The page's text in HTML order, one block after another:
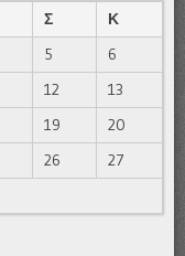
Σ
Κ
5
6
12
13
19
20
26
27